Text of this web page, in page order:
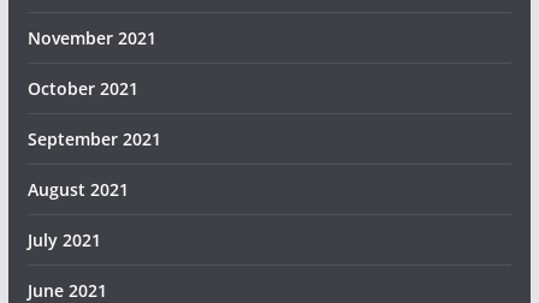
November 2021
October 2021
September 2021
August 2021
July 2021
June 2021